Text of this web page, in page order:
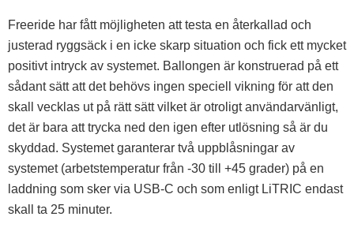
Freeride har fått möjligheten att testa en återkallad och
justerad ryggsäck i en icke skarp situation och fick ett mycket
positivt intryck av systemet. Ballongen är konstruerad på ett
sådant sätt att det behövs ingen speciell vikning för att den
skall vecklas ut på rätt sätt vilket är otroligt användarvänligt,
det är bara att trycka ned den igen efter utlösning så är du
skyddad. Systemet garanterar två uppblåsningar av
systemet (arbetstemperatur från -30 till +45 grader) på en
laddning som sker via USB-C och som enligt LiTRIC endast
skall ta 25 minuter.